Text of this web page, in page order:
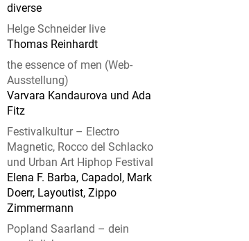
diverse
Helge Schneider live
Thomas Reinhardt
the essence of men (Web-
Ausstellung)
Varvara Kandaurova und Ada
Fitz
Festivalkultur – Electro
Magnetic, Rocco del Schlacko
und Urban Art Hiphop Festival
Elena F. Barba, Capadol, Mark
Doerr, Layoutist, Zippo
Zimmermann
Popland Saarland – dein